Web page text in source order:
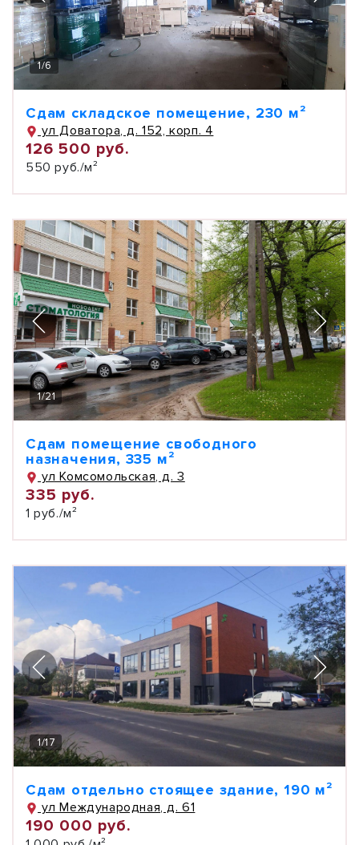
1/6
Сдам складское помещение, 230 м²
ул Доватора, д. 152, корп. 4
126 500 руб.
550 руб./м²
1/21
Сдам помещение свободного
назначения, 335 м²
ул Комсомольская, д. 3
335 руб.
1 руб./м²
1/17
Сдам отдельно стоящее здание, 190 м²
ул Международная, д. 61
190 000 руб.